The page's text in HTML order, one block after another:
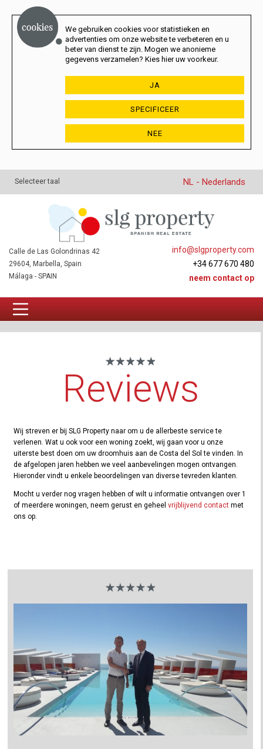
We gebruiken cookies voor statistieken en
advertenties om onze website te verbeteren en u
beter van dienst te zijn. Mogen we anonieme
gegevens verzamelen? Kies hier uw voorkeur.
JA
SPECIFICEER
NEE
Selecteer taal NL - Nederlands
info@slgproperty.com
+34 677 670 480
neem contact op
Calle de Las Golondrinas 42
29604, Marbella, Spain
Málaga - SPAIN
Reviews
Wij streven er bij SLG Property naar om u de allerbeste service te
verlenen. Wat u ook voor een woning zoekt, wij gaan voor u onze
uiterste best doen om uw droomhuis aan de Costa del Sol te vinden. In
de afgelopen jaren hebben we veel aanbevelingen mogen ontvangen.
Hieronder vindt u enkele beoordelingen van diverse tevreden klanten.
Mocht u verder nog vragen hebben of wilt u informatie ontvangen over 1
of meerdere woningen, neem gerust en geheel vrijblijvend contact met
ons op.